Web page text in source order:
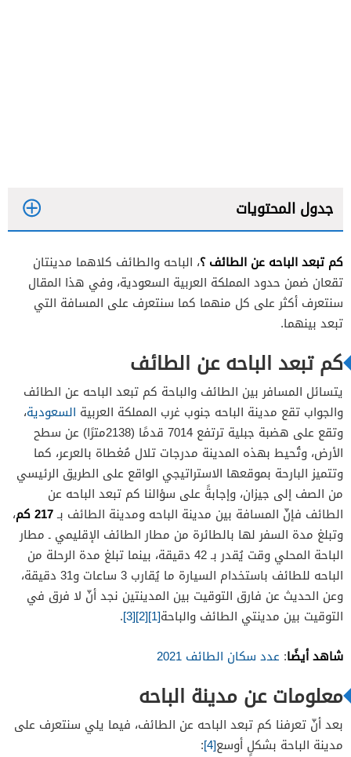
جدول المحتويات
الموقع والجغرافيا
المناخ
التاريخ
كم تبعد الباحه عن الطائف ؟، الباحه والطائف كلاهما مدينتان
تقعان ضمن حدود المملكة العربية السعودية، وفي هذا المقال
سنتعرف أكثر على كل منهما كما سنتعرف على المسافة التي
تبعد بينهما.
كم تبعد الباحه عن الطائف
يتسائل المسافر بين الطائف والباحة كم تبعد الباحه عن الطائف
والجواب تقع مدينة الباحه جنوب غرب المملكة العربية السعودية،
وتقع على هضبة جبلية ترتفع 7014 قدمًا (2138مترًا) عن سطح
الأرض، وتُحيط بهذه المدينة مدرجات تلال مُغطاة بالعرعر، كما
وتتميز البارحة بموقعها الاستراتيجي الواقع على الطريق الرئيسي
من الصف إلى جيزان، وإجابةً على سؤالنا كم تبعد الباحه عن
الطائف فإنّ المسافة بين مدينة الباحه ومدينة الطائف بـ217 كم
،
وتبلغ مدة السفر لها بالطائرة من مطار الطائف الإقليمي ـ مطار
الباحة المحلي وقت يُقدر بـ 42 دقيقة، بينما تبلغ مدة الرحلة من
الباحه للطائف باستخدام السيارة ما يُقارب 3 ساعات و31 دقيقة،
وعن الحديث عن فارق التوقيت بين المدينتين نجد أنّ لا فرق في
التوقيت بين مدينتي الطائف والباحة[1]
[2]
[3]
.
شاهد أيضًا: عدد سكان الطائف 2021
معلومات عن مدينة الباحه
بعد أنّ تعرفنا كم تبعد الباحه عن الطائف، فيما يلي سنتعرف على
مدينة الباحة بشكلٍ أوسع[4]
: